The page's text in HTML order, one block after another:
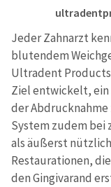
Jeder Zahnarzt
blutendem
Ultradent
Ziel entwickelt,
der
System zudem bei
als äußerst
Restaurationen,
den Gingivarand